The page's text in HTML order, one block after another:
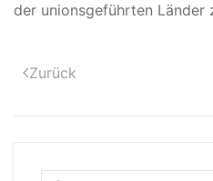
der unionsgeführten Länder
Zurück